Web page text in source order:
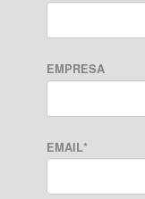
EMPRESA
EMAIL*